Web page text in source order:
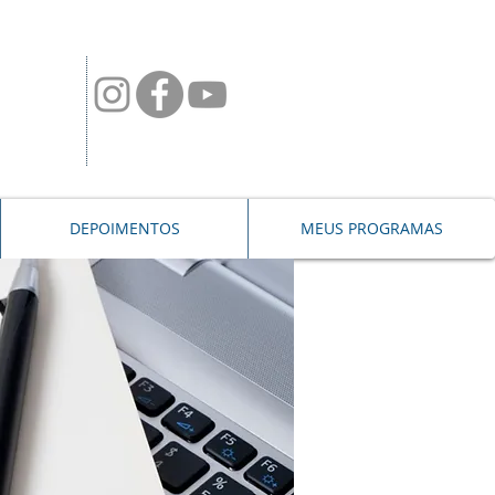
DEPOIMENTOS MEUS PROGRAMAS